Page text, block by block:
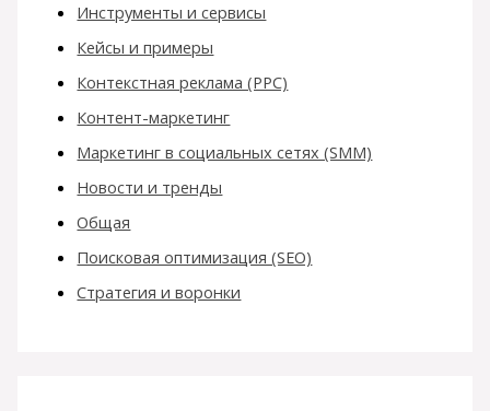
Инструменты и сервисы
Кейсы и примеры
Контекстная реклама (PPC)
Контент-маркетинг
Маркетинг в социальных сетях (SMM)
Новости и тренды
Общая
Поисковая оптимизация (SEO)
Стратегия и воронки